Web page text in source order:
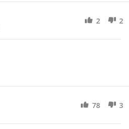
2 2
78 3